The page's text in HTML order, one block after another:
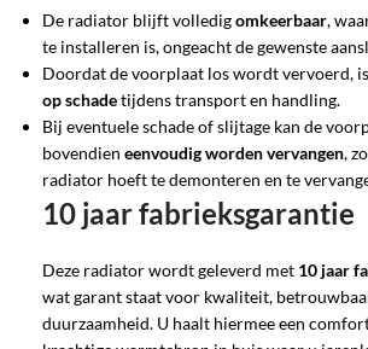
De radiator blijft volledigomkeerbaar,
te installeren is, ongeacht de gewenste
Doordat de voorplaat los wordt vervoerd,
op schadetijdens transport en handling.
Bij eventuele schade of slijtage kan de
bovendien eenvoudig worden vervangen,
radiator hoeft te demonteren en te
10 jaar fabrieksgarantie
Deze radiator wordt geleverd met 10 jaar
wat garant staat voor kwaliteit,
duurzaamheid. U haalt hiermee een